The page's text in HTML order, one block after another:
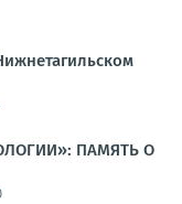
ПАМЯТЬ О